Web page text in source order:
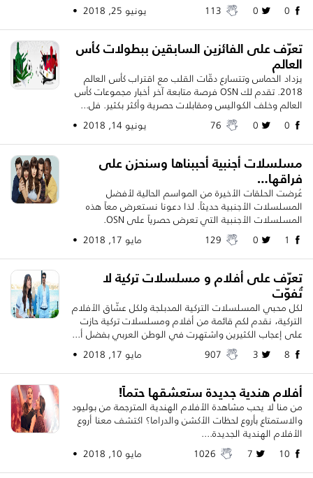
يونيو 25, 2018 •
تعرّف على الفائزين السابقين ببطولات كأس
العالم
يزداد الحماس وتتسارع دقّات القلب مع اقتراب كأس العالم
2018. تقدم لك OSN فرصة متابعة آخر أخبار مجموعات كأس
العالم وخلف الكواليس ومقابلات حصرية وأكثر بكثير. فل...
يونيو 14, 2018 •
مسلسلات أجنبية أحببناها وسنحزن على
فراقها…
عُرضت الحلقات الأخيرة من المواسم الحالية لأفضل
المسلسلات الأجنبية حديثاً. لذا دعونا نستعرض معاً هذه
المسلسلات الأجنبية التي تعرض حصرياً على OSN.
مايو 17, 2018 •
تعرّف على أفلام و مسلسلات تركية لا
تُفوّت
لكل محبي المسلسلات التركية المدبلجة ولكل عشّاق الأفلام
التركية، نقدم لكم قائمة من أفلام ومسلسلات تركية حازت
على إعجاب الكثيرين واشتهرت في الوطن العربي بفضل أ...
مايو 17, 2018 •
أفلام هندية جديدة ستعشقها حتماً!
من منا لا يحب مشاهدة الأفلام الهندية المترجمة من بوليود
والاستمتاع بأروع لحظات الأكشن والدراما؟ اكتشف معنا أروع
الأفلام الهندية الجديدة....
مايو 10, 2018 •